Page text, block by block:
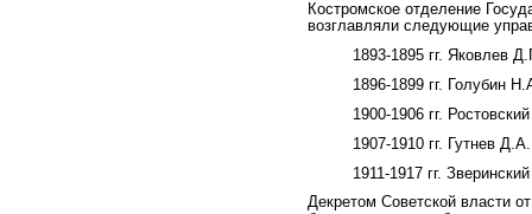
Костромское отделение
возглавляли следующие
1893-1895 гг. Яковлев
1896-1899 гг. Голубин
1900-1906 гг.
1907-1910 гг. Гутнев
1911-1917 гг.
Декретом Советской власти